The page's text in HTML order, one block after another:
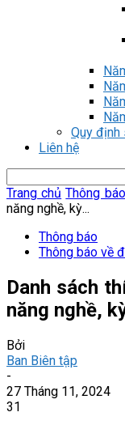
Quy định
Liên hệ
Trang chủ Thông báo
năng nghề, kỳ...
Thông báo
Thông báo về
Danh sách
năng nghề,
Bởi
Ban Biên tập
-
27 Tháng 11, 2024
31